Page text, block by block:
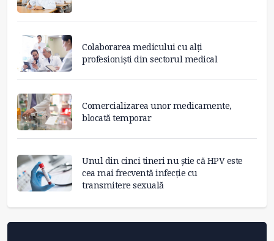
Colaborarea medicului cu alți
profesioniști din sectorul medical
Comercializarea unor medicamente,
blocată temporar
Unul din cinci tineri nu știe că HPV este
cea mai frecventă infecție cu
transmitere sexuală